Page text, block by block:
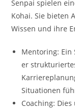
Senpai spielen
Kohai. Sie bieten
Wissen und ihre
Mentoring: Ein
er
Situationen
Coaching: